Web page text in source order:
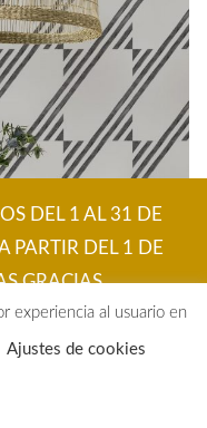
DEL 1 AL 31 DE
PARTIR DEL 1 DE
GRACIAS
PIZARRA
experiencia al usuario en
Ajustes de cookies